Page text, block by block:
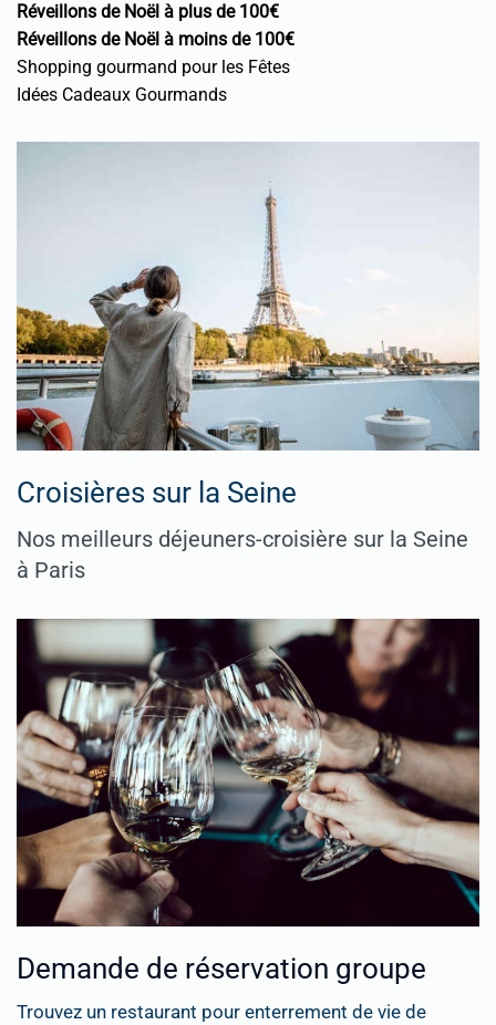
Réveillons de Noël à plus de 100€
Réveillons de Noël à moins de 100€
Shopping gourmand pour les Fêtes
Idées Cadeaux Gourmands
Croisières sur la Seine
Nos meilleurs déjeuners-croisière sur la Seine
à Paris
Demande de réservation groupe
Trouvez un restaurant pour enterrement de vie de